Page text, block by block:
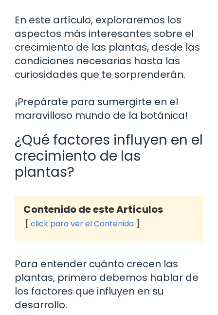
En este artículo, exploraremos los
aspectos más interesantes sobre el
crecimiento de las plantas, desde las
condiciones necesarias hasta las
curiosidades que te sorprenderán.
¡Prepárate para sumergirte en el
maravilloso mundo de la botánica!
¿Qué factores influyen en el
crecimiento de las
plantas?
Contenido de este Artículos
click para ver el Contenido
Para entender cuánto crecen las
plantas, primero debemos hablar de
los factores que influyen en su
desarrollo.